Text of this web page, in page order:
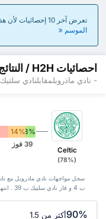
تعرض آخر 10 إحصائيات لأن هذه مباراة في بداية الموسم.
الموسم
احصائيات H2H / النتائج السابقة
- نادي ماذرويلمقابلنادي سلتيك
8%
14%
39 فوز
Celtic
(78%)
ب 4 و فاز نادي سلتيك ب 39 . انتهت 7 مباريات بالتعادل.
90%أكثر من 1.5